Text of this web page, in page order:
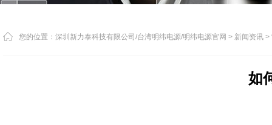
您的位置： 深圳新力泰科技有限公司/台湾明纬电源/明纬电源官网 > 新闻资讯 >
如